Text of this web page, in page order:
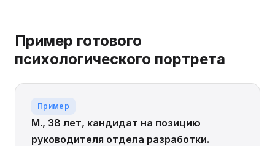
Пример готового
психологического портрета
Пример
М., 38 лет, кандидат на позицию
руководителя отдела разработки.